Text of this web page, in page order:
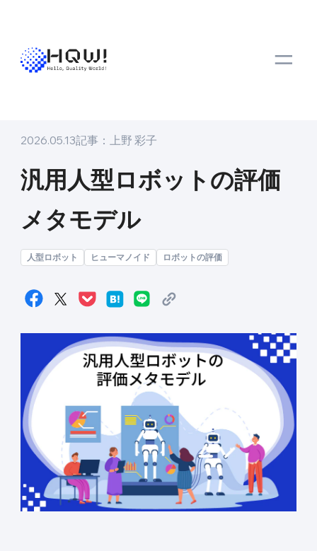
トップ メディアスキルアップ 汎用人型ロボットの評価メタモデル
2026.05.13記事： 上野 彩子
汎用人型ロボットの評価
メタモデル
人型ロボット ヒューマノイド ロボットの評価